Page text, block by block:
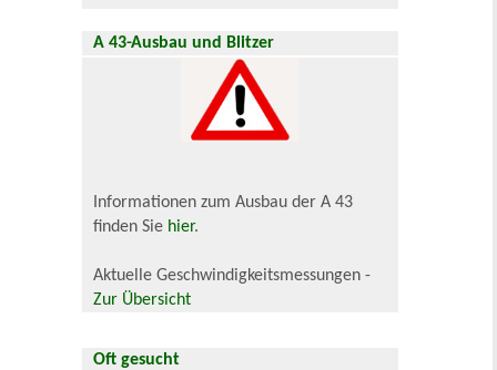
A 43-Ausbau und Blitzer
Informationen zum Ausbau der A 43
finden Sie hier.
Aktuelle Geschwindigkeitsmessungen -
Zur Übersicht
Oft gesucht